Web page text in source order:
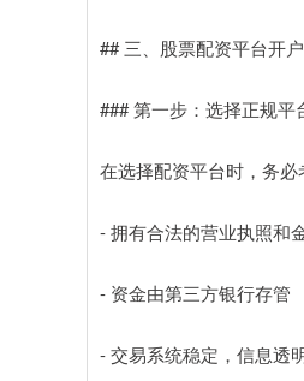
## 三、股票配资平台开
### 第一步：选择正规平
在选择配资平台时，务
- 拥有合法的营业执照和
- 资金由第三方银行存管
- 交易系统稳定，信息透